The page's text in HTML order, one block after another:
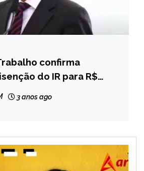
confirma
do IR para R$
3 anos ago